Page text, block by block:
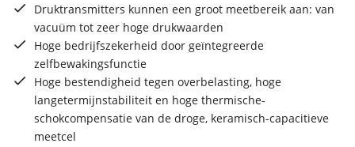
Druktransmitters kunnen een groot meetbereik aan: van
vacuüm tot zeer hoge drukwaarden
Hoge bedrijfszekerheid door geïntegreerde
zelfbewakingsfunctie
Hoge bestendigheid tegen overbelasting, hoge
langetermijnstabiliteit en hoge thermische-
schokcompensatie van de droge, keramisch-capacitieve
meetcel